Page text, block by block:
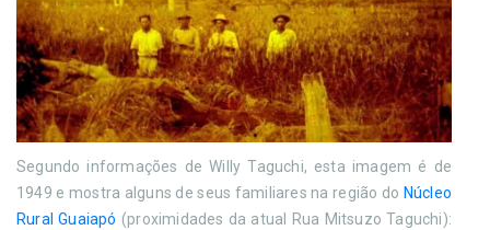
Segundo informações de Willy Taguchi, esta imagem é de
1949 e mostra alguns de seus familiares na região do Núcleo
Rural Guaiapó (proximidades da atual Rua Mitsuzo Taguchi):